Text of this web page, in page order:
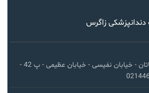
زاگرس
تهران - شهرک اکباتان - خیابان نفیسی - خیابان عظیمی - پ 42 -